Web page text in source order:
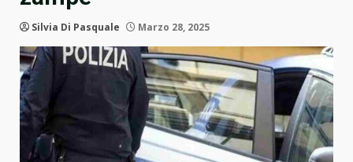
Silvia Di Pasquale Marzo 28, 2025